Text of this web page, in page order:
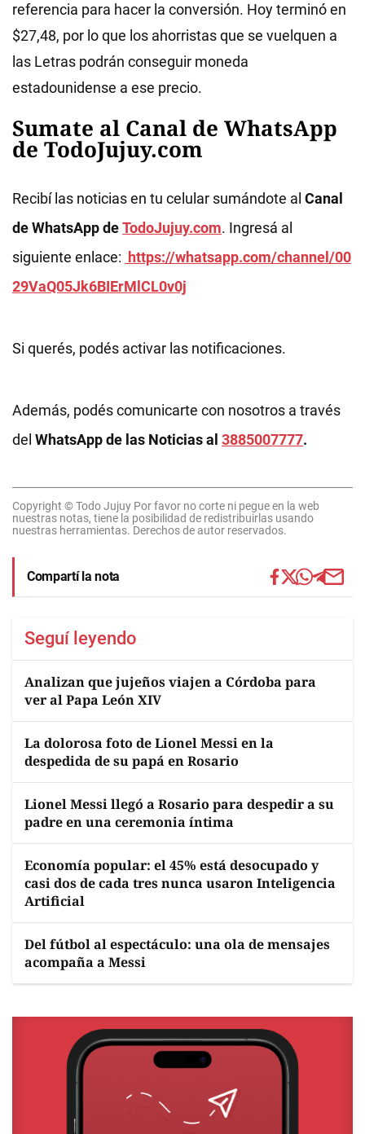
referencia para hacer la conversión. Hoy terminó en
$27,48, por lo que los ahorristas que se vuelquen a
las Letras podrán conseguir moneda
estadounidense a ese precio.
Sumate al Canal de WhatsApp
de TodoJujuy.com
Recibí las noticias en tu celular sumándote al Canal
de WhatsApp deTodoJujuy.com. Ingresá al
siguiente enlace: https://whatsapp.com/channel/00
29VaQ05Jk6BIErMlCL0v0j
Si querés, podés activar las notificaciones.
Además, podés comunicarte con nosotros a través
del WhatsApp de las Noticias al 3885007777.
Copyright © Todo Jujuy Por favor no corte ni pegue en la web
nuestras notas, tiene la posibilidad de redistribuirlas usando
nuestras herramientas. Derechos de autor reservados.
Compartí la nota
Seguí leyendo
Analizan que jujeños viajen a Córdoba para
ver al Papa León XIV
La dolorosa foto de Lionel Messi en la
despedida de su papá en Rosario
Lionel Messi llegó a Rosario para despedir a su
padre en una ceremonia íntima
Economía popular: el 45% está desocupado y
casi dos de cada tres nunca usaron Inteligencia
Artificial
Del fútbol al espectáculo: una ola de mensajes
acompaña a Messi